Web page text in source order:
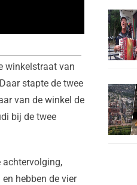
winkelstraat van
stapte de twee
van de winkel de
bij de twee
achtervolging,
hebben de vier